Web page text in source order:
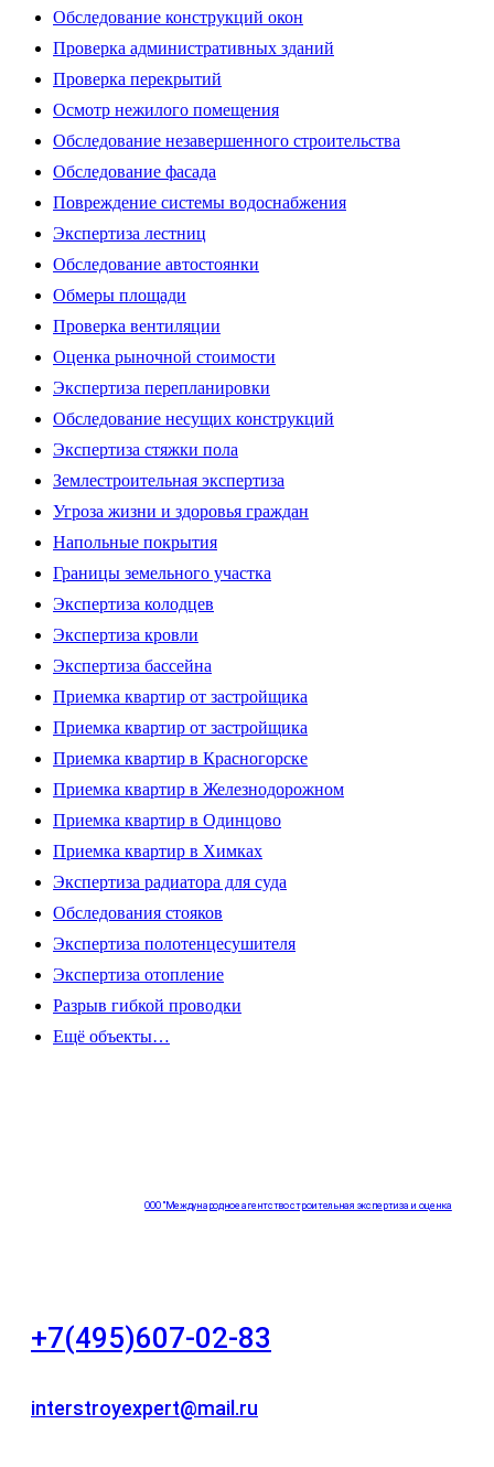
Обследование конструкций окон
Проверка административных зданий
Проверка перекрытий
Осмотр нежилого помещения
Обследование незавершенного строительства
Обследование фасада
Повреждение системы водоснабжения
Экспертиза лестниц
Обследование автостоянки
Обмеры площади
Проверка вентиляции
Оценка рыночной стоимости
Экспертиза перепланировки
Обследование несущих конструкций
Экспертиза стяжки пола
Землестроительная экспертиза
Угроза жизни и здоровья граждан
Напольные покрытия
Границы земельного участка
Экспертиза колодцев
Экспертиза кровли
Экспертиза бассейна
Приемка квартир от застройщика
Приемка квартир от застройщика
Приемка квартир в Красногорске
Приемка квартир в Железнодорожном
Приемка квартир в Одинцово
Приемка квартир в Химках
Экспертиза радиатора для суда
Обследования стояков
Экспертиза полотенцесушителя
Экспертиза отопление
Разрыв гибкой проводки
Ещё объекты…
ООО "Международное агентство строительная экспертиза и оценка
+7(495)607-02-83
interstroyexpert@mail.ru